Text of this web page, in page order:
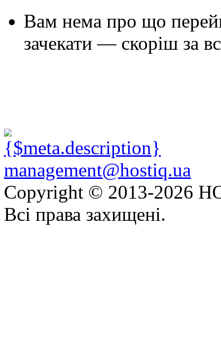
Вам нема про що
зачекати — скоріш за
management@hostiq.ua
Copyright © 2013-2026
Всі права захищені.